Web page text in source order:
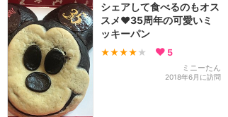
シェアして食べるのもオス
スメ❤️35周年の可愛いミ
ッキーパン
★★★★ ★ 5
ミニーたん
2018年6月に訪問